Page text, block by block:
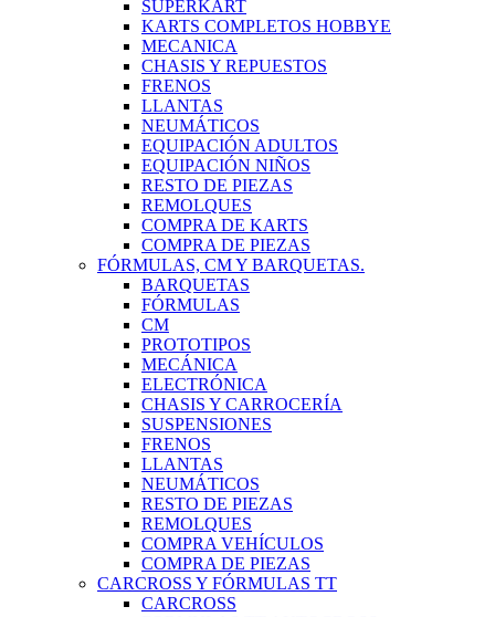
SUPERKART
KARTS COMPLETOS HOBBYE
MECANICA
CHASIS Y REPUESTOS
FRENOS
LLANTAS
NEUMÁTICOS
EQUIPACIÓN ADULTOS
EQUIPACIÓN NIÑOS
RESTO DE PIEZAS
REMOLQUES
COMPRA DE KARTS
COMPRA DE PIEZAS
FÓRMULAS, CM Y BARQUETAS.
BARQUETAS
FÓRMULAS
CM
PROTOTIPOS
MECÁNICA
ELECTRÓNICA
CHASIS Y CARROCERÍA
SUSPENSIONES
FRENOS
LLANTAS
NEUMÁTICOS
RESTO DE PIEZAS
REMOLQUES
COMPRA VEHÍCULOS
COMPRA DE PIEZAS
CARCROSS Y FÓRMULAS TT
CARCROSS